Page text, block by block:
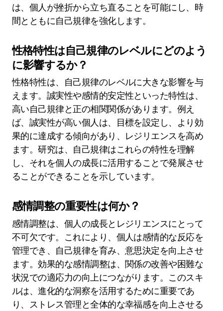
は、個人が挫折から立ち直ることを可能にし、時
間とともに自己規律を強化します。
性格特性は自己規律のレベルにどのよう
に影響するか？
性格特性は、自己規律のレベルに大きな影響を与
えます。誠実性や感情的安定性といった特性は、
高い自己規律と正の相関関係があります。例え
ば、誠実性が高い個人は、目標を設定し、より効
果的に達成する傾向があり、レジリエンスを高め
ます。研究は、自己規律はこれらの特性を理解
し、それを個人の成長に活用することで発展させ
ることができることを示しています。
感情調整の重要性は何か？
感情調整は、個人の成長とレジリエンスにとって
不可欠です。これにより、個人は感情的な反応を
管理でき、自己規律を育み、意思決定を向上させ
ます。効果的な感情調整は、関係の改善や困難な
状況での適応力の向上につながります。このスキ
ルは、進化的な洞察を活用するために重要であ
り、ストレス管理と全体的な幸福感を向上させる